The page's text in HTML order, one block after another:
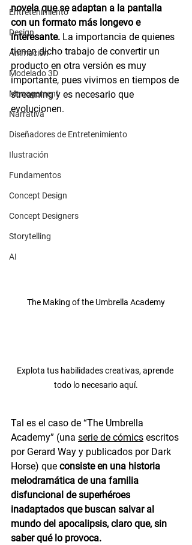
Entretenimiento
Design
Animación
Modelado 3D
Management
Narrativa
Diseñadores de Entretenimiento
Ilustración
Fundamentos
Concept Design
Concept Designers
Storytelling
AI
novela que se adaptan a la pantalla
con un formato más longevo e
interesante. La importancia de quienes
tienen dicho trabajo de convertir un
producto en otra versión es muy
importante, pues vivimos en tiempos de
streaming y es necesario que
evolucionen.
The Making of the Umbrella Academy
Explota tus habilidades creativas, aprende
todo lo necesario aquí.
Tal es el caso de “The Umbrella
Academy” (una serie de cómics escritos
por Gerard Way y publicados por Dark
Horse) que consiste en una historia
melodramática de una familia
disfuncional de superhéroes
inadaptados que buscan salvar al
mundo del apocalipsis, claro que, sin
saber qué lo provoca.